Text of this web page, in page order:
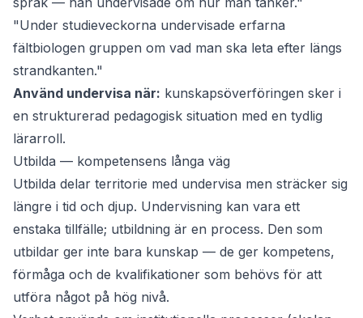
"Under studieveckorna undervisade erfarna
fältbiologen gruppen om vad man ska leta efter längs
strandkanten."
Använd undervisa när: kunskapsöverföringen sker i
en strukturerad pedagogisk situation med en tydlig
lärarroll.
Utbilda — kompetensens långa väg
Utbilda delar territorie med undervisa men sträcker sig
längre i tid och djup. Undervisning kan vara ett
enstaka tillfälle; utbildning är en process. Den som
utbildar ger inte bara kunskap — de ger kompetens,
förmåga och de kvalifikationer som behövs för att
utföra något på hög nivå.